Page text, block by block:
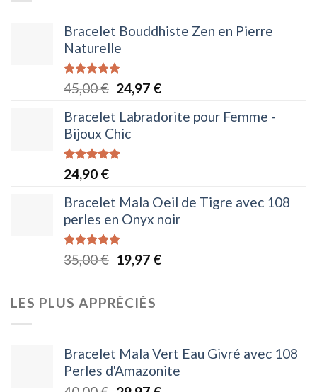
Bracelet Bouddhiste Zen en Pierre
Naturelle
Note5.00
sur 5
45,00€ Le
initial
était :
45,00 €.
24,97 €Le
actuel
Bracelet Labradorite pour Femme -
Bijoux Chic
Note5.00
sur 5
24,90 €
Bracelet Mala Oeil de Tigre avec 108
perles en Onyx noir
Note5.00
sur 5
35,00€ Le
initial
était :
19,97 €Le
LES PLUS APPRÉCIÉS
Bracelet Mala Vert Eau Givré avec 108
Perles d'Amazonite